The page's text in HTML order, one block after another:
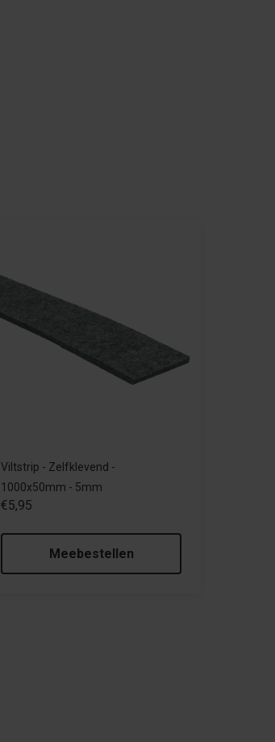
Viltstrip - Zelfklevend -
1000x50mm - 5mm
€5,95
Meebestellen